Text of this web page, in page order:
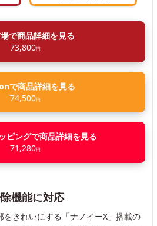
で商品詳細を見る
73,800円
で商品詳細を見る
74,500円
ピングで商品詳細を見る
71,280円
機能に対応
きれいにする「ナノイーX」搭載の